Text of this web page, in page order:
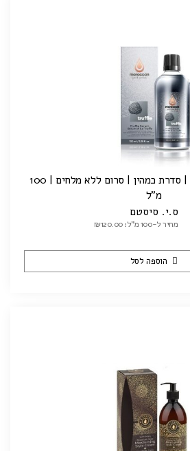
MOROCCAN GOLD | סדרת כמהין | סרום ללא מלחים | 100
מ"ל
ס.י. סיסטם
מחיר ל-100 מ"ל: ₪120.00
הוספה לסל